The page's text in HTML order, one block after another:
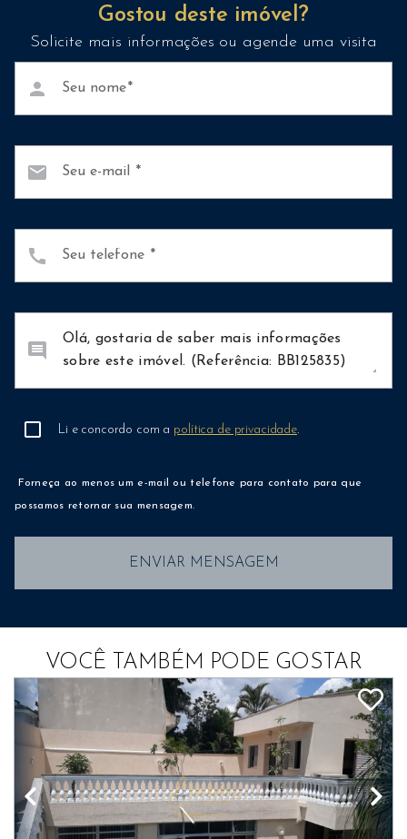
Gostou deste imóvel?
Solicite mais informações ou agende uma visita
Seu nome
person
Seu e-mail
mail
Seu telefone
call
comment
Li e concordo com a política de privacidade.
Forneça ao menos um e-mail ou telefone para contato para que
possamos retornar sua mensagem.
ENVIAR MENSAGEM
VOCÊ TAMBÉM PODE GOSTAR